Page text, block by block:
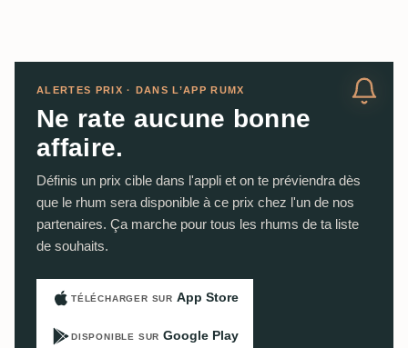
ALERTES PRIX · DANS L’APP RUMX
Ne rate aucune bonne
affaire.
Définis un prix cible dans l'appli et on te préviendra dès
que le rhum sera disponible à ce prix chez l'un de nos
partenaires. Ça marche pour tous les rhums de ta liste
de souhaits.
TÉLÉCHARGER SUR App Store
DISPONIBLE SUR Google Play